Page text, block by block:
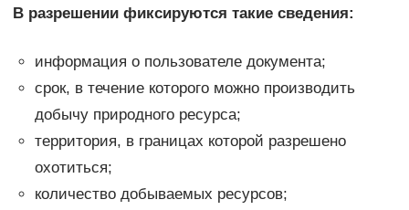
В разрешении фиксируются такие сведения:
информация о пользователе документа;
срок, в течение которого можно производить
добычу природного ресурса;
территория, в границах которой разрешено
охотиться;
количество добываемых ресурсов;